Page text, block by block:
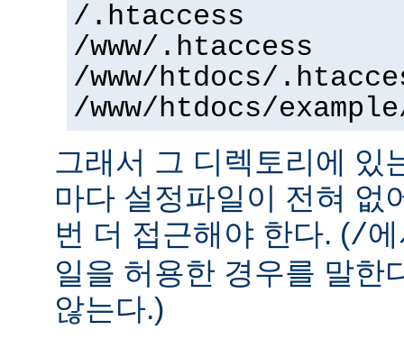
/.htaccess
/www/.htaccess
/www/htdocs/
/www/htdocs/
그래서 그 디렉토리에 있
마다 설정파일이 전혀 없
번 더 접근해야 한다. (/
일을 허용한 경우를 말한
않는다.)